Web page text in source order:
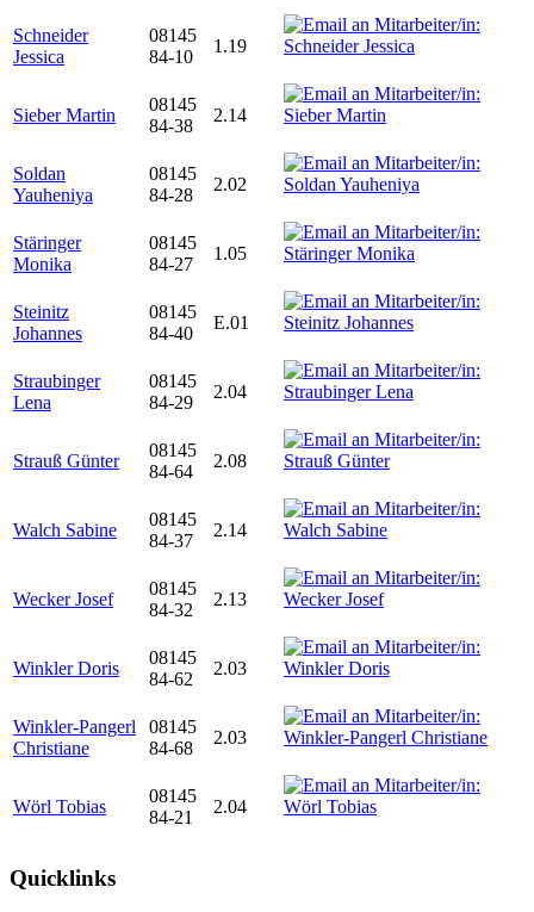
Schneider
Jessica
08145
84-10
1.19
Sieber Martin
08145
84-38
2.14
Soldan
Yauheniya
08145
84-28
2.02
Stäringer
Monika
08145
84-27
1.05
Steinitz
Johannes
08145
84-40
E.01
Straubinger
Lena
08145
84-29
2.04
Strauß Günter
08145
84-64
2.08
Walch Sabine
08145
84-37
2.14
Wecker Josef
08145
84-32
2.13
Winkler Doris
08145
84-62
2.03
Winkler-Pangerl
Christiane
08145
84-68
2.03
Wörl Tobias
08145
84-21
2.04
Quicklinks